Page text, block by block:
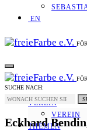
EN
VEREIN
VEREIN
THEMEN
SUCHE NACH:
Eckhard